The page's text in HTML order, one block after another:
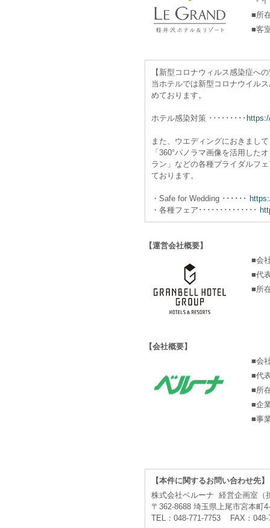
■所
■客
【新型コロナウィルス感染症へ
当ホテルでは新型コロナウイル
めております。
ホテル感染対策 ･････････
また、ウエディングにおきまし
「360°パノラマ画像を活用した
ラン」などの各種ブライダルフ
ております。
・Safe for Wedding ･･････
・各種フェア･･････････････
【運営会社概要】
■会
■代
■所
【会社概要】
■会
■代
■所
■企
■事
【本件に関するお問い合わせ先】
株式会社ベルーナ 経営企画室（
〒362-8688 埼玉県上尾市宮本町
TEL：048-771-7753 FAX：